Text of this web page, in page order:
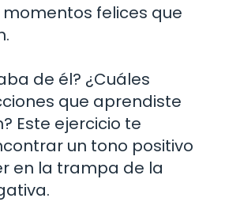
momentos felices que
de él? ¿Cuáles
que aprendiste
Este ejercicio te
un tono positivo
en la trampa de la